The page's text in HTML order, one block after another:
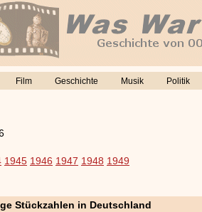
Film Geschichte Musik Politik
1945 1946 1947 1948 1949
Stückzahlen in Deutschland